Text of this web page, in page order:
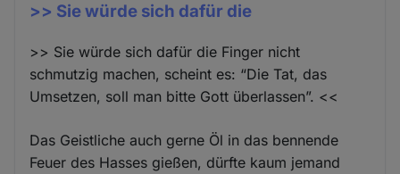
>> Sie würde sich dafür die
>> Sie würde sich dafür die Finger nicht
schmutzig machen, scheint es: “Die Tat, das
Umsetzen, soll man bitte Gott überlassen”. <<
Das Geistliche auch gerne Öl in das bennende
Feuer des Hasses gießen, dürfte kaum jemand